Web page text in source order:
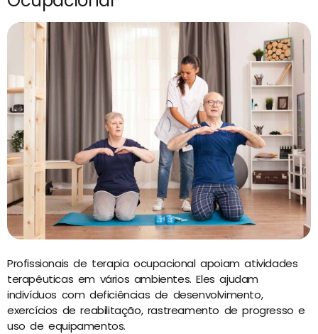
Profissionais de terapia ocupacional apoiam atividades
terapêuticas em vários ambientes. Eles ajudam
indivíduos com deficiências de desenvolvimento,
exercícios de reabilitação, rastreamento de progresso e
uso de equipamentos.